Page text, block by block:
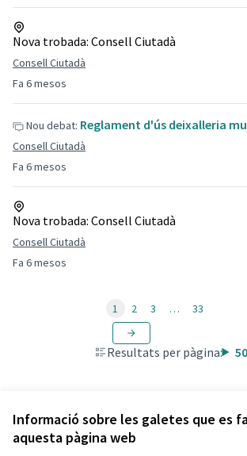
Informació sobre les galetes que es
aquesta pàgina web
Fa 6 mesos
Nova trobada: Consell Ciutadà
Consell Ciutadà
Fa 6 mesos
Nou debat: Reglament d'ús deixalleria
Consell Ciutadà
Fa 6 mesos
Nova trobada: Consell Ciutadà
Consell Ciutadà
Resultats per pàgina: 50
1 2 3 … 33